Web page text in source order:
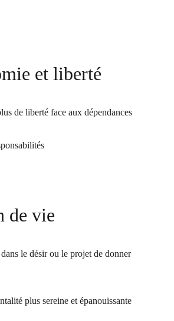
et liberté
de liberté face aux dépendances
de vie
dans le désir ou le projet de donner
plus sereine et épanouissante